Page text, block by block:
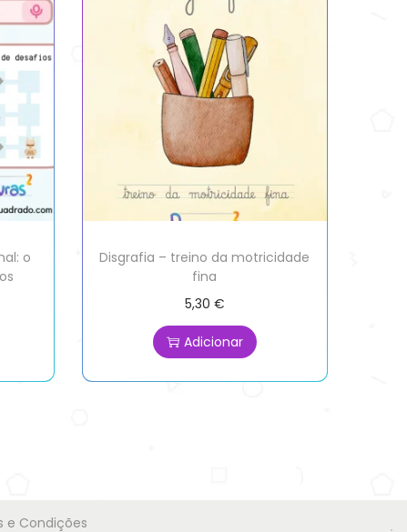
o
Disgrafia – treino da motricidade
fina
5,30 €
Adicionar
e Condições